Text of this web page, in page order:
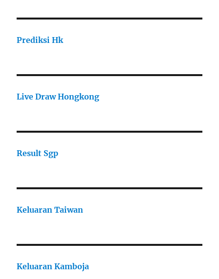
Prediksi Hk
Live Draw Hongkong
Result Sgp
Keluaran Taiwan
Keluaran Kamboja